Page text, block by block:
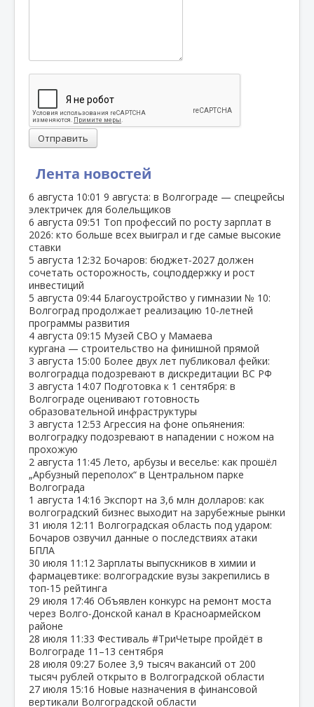
Лента новостей
6 августа 10:01 9 августа: в Волгограде — спецрейсы
электричек для болельщиков
6 августа 09:51 Топ профессий по росту зарплат в
2026: кто больше всех выиграл и где самые высокие
ставки
5 августа 12:32 Бочаров: бюджет‑2027 должен
сочетать осторожность, соцподдержку и рост
инвестиций
5 августа 09:44 Благоустройство у гимназии № 10:
Волгоград продолжает реализацию 10‑летней
программы развития
4 августа 09:15 Музей СВО у Мамаева
кургана — строительство на финишной прямой
3 августа 15:00 Более двух лет публиковал фейки:
волгоградца подозревают в дискредитации ВС РФ
3 августа 14:07 Подготовка к 1 сентября: в
Волгограде оценивают готовность
образовательной инфраструктуры
3 августа 12:53 Агрессия на фоне опьянения:
волгоградку подозревают в нападении с ножом на
прохожую
2 августа 11:45 Лето, арбузы и веселье: как прошёл
„Арбузный переполох“ в Центральном парке
Волгограда
1 августа 14:16 Экспорт на 3,6 млн долларов: как
волгоградский бизнес выходит на зарубежные рынки
31 июля 12:11 Волгоградская область под ударом:
Бочаров озвучил данные о последствиях атаки
БПЛА
30 июля 11:12 Зарплаты выпускников в химии и
фармацевтике: волгоградские вузы закрепились в
топ‑15 рейтинга
29 июля 17:46 Объявлен конкурс на ремонт моста
через Волго‑Донской канал в Красноармейском
районе
28 июля 11:33 Фестиваль #ТриЧетыре пройдёт в
Волгограде 11–13 сентября
28 июля 09:27 Более 3,9 тысяч вакансий от 200
тысяч рублей открыто в Волгоградской области
27 июля 15:16 Новые назначения в финансовой
вертикали Волгоградской области
Отправить